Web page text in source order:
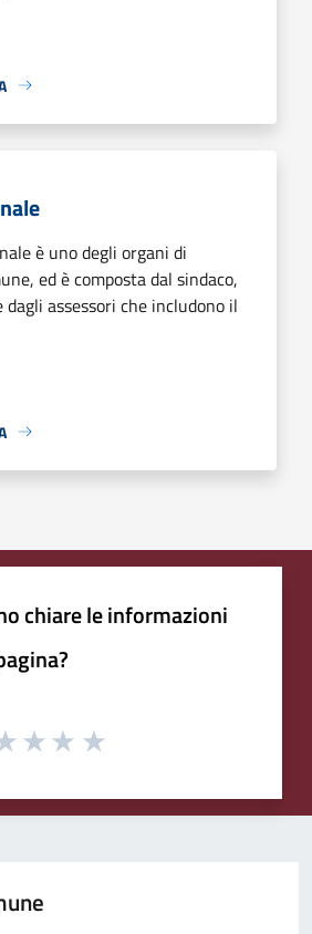
è uno degli organi di
ed è composta dal sindaco,
dagli assessori che includono il
chiare le informazioni